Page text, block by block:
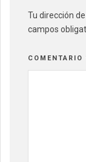
Tu dirección
campos
COMENTARIO